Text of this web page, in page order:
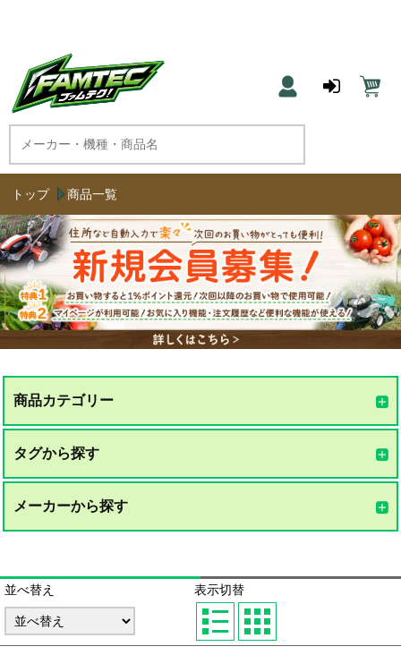
トップ 商品一覧
商品カテゴリー
タグから探す
メーカーから探す
並べ替え 表示切替